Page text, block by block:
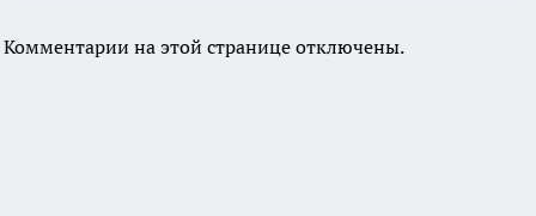
Комментарии на этой странице отключены.